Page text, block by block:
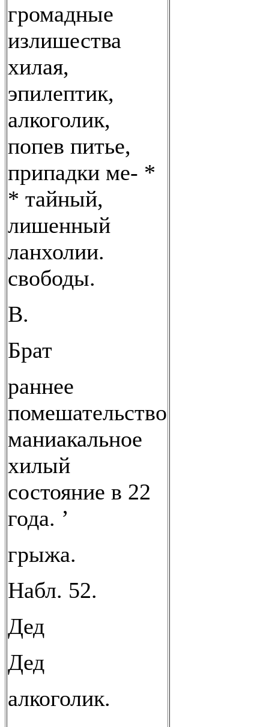
громадные
излишества
хилая,
эпилептик,
алкоголик,
попев питье,
припадки ме- *
* тайный,
лишенный
ланхолии.
свободы.
В.
Брат
раннее
помешательство
маниакальное
хилый
состояние в 22
года. ’
грыжа.
Набл. 52.
Дед
Дед
алкоголик.